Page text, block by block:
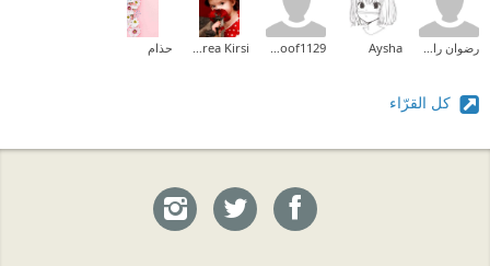
Aysha حذام
كل القرّاء